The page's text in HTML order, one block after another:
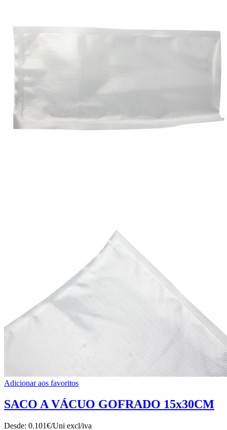
Adicionar aos favoritos
SACO A VÁCUO GOFRADO 15x30CM
Desde: 0.101€/Uni excl/iva